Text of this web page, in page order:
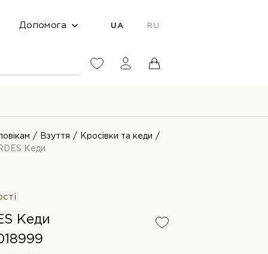
Допомога UA RU
Взуття
Кросівки та кеди
Кеди
Кеди